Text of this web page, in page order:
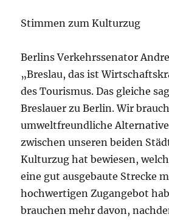
Stimmen zum Kulturzug
Berlins Verkehrssenator
„Breslau, das ist
des Tourismus. Das gleiche
Breslauer zu Berlin. Wir
umweltfreundliche
zwischen unseren beiden
Kulturzug hat bewiesen,
eine gut ausgebaute Strecke
hochwertigen Zugangebot
brauchen mehr davon,